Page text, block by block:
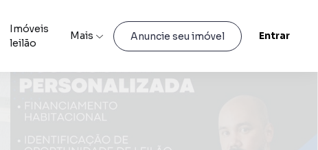
Imóveis
leilão
Mais Anuncie seu imóvel Entrar